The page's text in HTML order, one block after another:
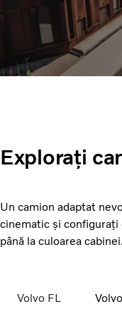
Explorați
Un camion adaptat
cinematic și configurați
până la culoarea cabinei.
Volvo FL